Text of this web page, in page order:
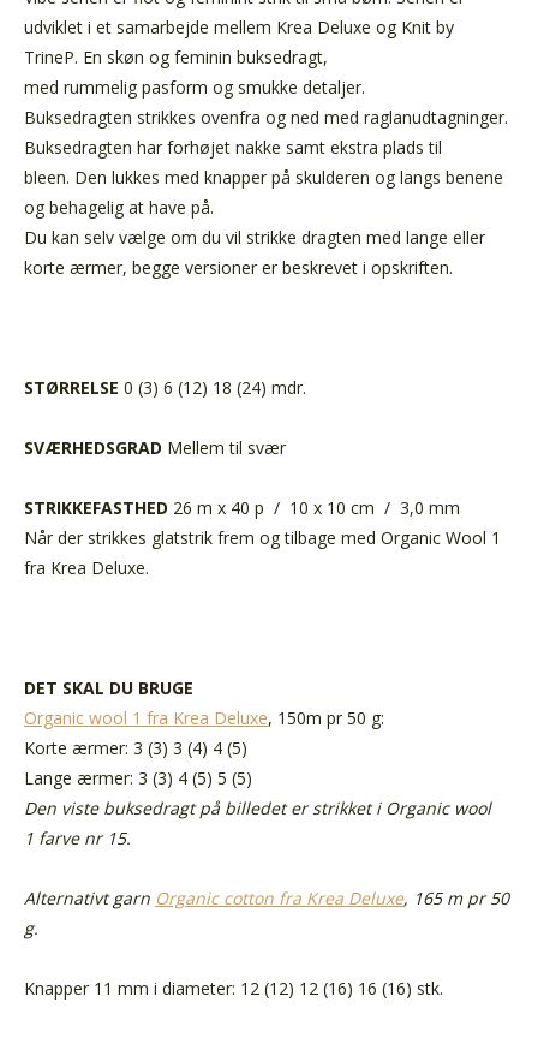
udviklet i et samarbejde mellem Krea Deluxe og Knit by
TrineP. En skøn og feminin buksedragt,
med rummelig pasform og smukke detaljer.
Buksedragten strikkes ovenfra og ned med raglanudtagninger.
Buksedragten har forhøjet nakke samt ekstra plads til
bleen. Den lukkes med knapper på skulderen og langs benene
og behagelig at have på.
Du kan selv vælge om du vil strikke dragten med lange eller
korte ærmer, begge versioner er beskrevet i opskriften.
STØRRELSE 0 (3) 6 (12) 18 (24) mdr.
SVÆRHEDSGRAD Mellem til svær
STRIKKEFASTHED 26 m x 40 p / 10 x 10 cm / 3,0 mm
Når der strikkes glatstrik frem og tilbage med Organic Wool 1
fra Krea Deluxe.
DET SKAL DU BRUGE
Organic wool 1 fra Krea Deluxe, 150m pr 50 g:
Korte ærmer: 3 (3) 3 (4) 4 (5)
Lange ærmer: 3 (3) 4 (5) 5 (5)
Den viste buksedragt på billedet er strikket i Organic wool
1 farve nr 15.
Alternativt garn Organic cotton fra Krea Deluxe, 165 m pr 50
g.
Knapper 11 mm i diameter: 12 (12) 12 (16) 16 (16) stk.